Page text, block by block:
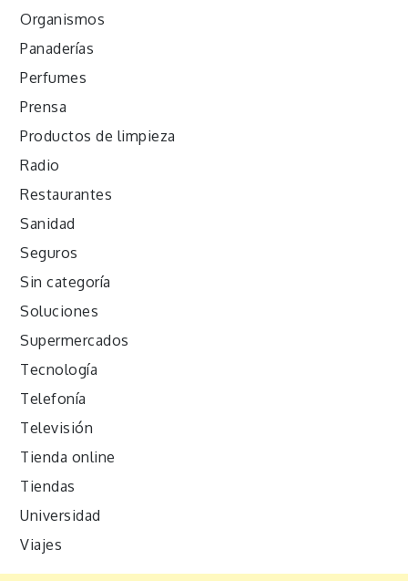
Organismos
Panaderías
Perfumes
Prensa
Productos de limpieza
Radio
Restaurantes
Sanidad
Seguros
Sin categoría
Soluciones
Supermercados
Tecnología
Telefonía
Televisión
Tienda online
Tiendas
Universidad
Viajes